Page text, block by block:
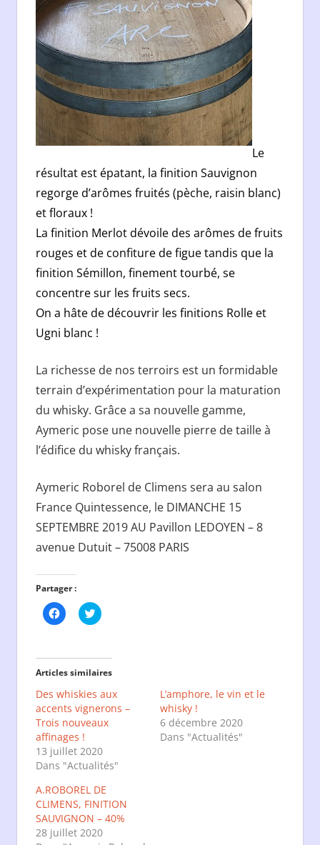
Le
résultat est épatant, la finition Sauvignon
regorge d’arômes fruités (pèche, raisin blanc)
et floraux !
La finition Merlot dévoile des arômes de fruits
rouges et de confiture de figue tandis que la
finition Sémillon, finement tourbé, se
concentre sur les fruits secs.
On a hâte de découvrir les finitions Rolle et
Ugni blanc !
La richesse de nos terroirs est un formidable
terrain d’expérimentation pour la maturation
du whisky. Grâce a sa nouvelle gamme,
Aymeric pose une nouvelle pierre de taille à
l’édifice du whisky français.
Aymeric Roborel de Climens sera au salon
France Quintessence, le DIMANCHE 15
SEPTEMBRE 2019 AU Pavillon LEDOYEN – 8
avenue Dutuit – 75008 PARIS
Partager :
Cliquez
pour
dans
une
nouvelle
Cliquez
pour
dans
une
nouvelle
Articles similaires
Des whiskies aux
accents vignerons –
Trois nouveaux
affinages !
13 juillet 2020
Dans "Actualités"
L’amphore, le vin et le
whisky !
6 décembre 2020
Dans "Actualités"
A.ROBOREL DE
CLIMENS, FINITION
SAUVIGNON – 40%
28 juillet 2020